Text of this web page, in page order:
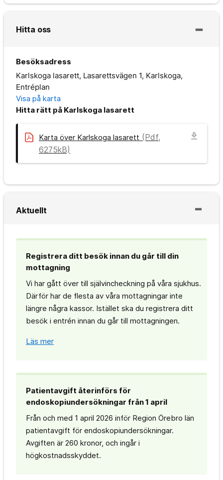
Hitta oss
Besöksadress
Karlskoga lasarett, Lasarettsvägen 1, Karlskoga,
Entréplan
Visa på karta
Hitta rätt på Karlskoga lasarett
Karta över Karlskoga lasarett (Pdf,
6275kB)
download
Aktuellt
Registrera ditt besök innan du går till din
mottagning
Vi har gått över till självincheckning på våra sjukhus.
Därför har de flesta av våra mottagningar inte
längre några kassor. Istället ska du registrera ditt
besök i entrén innan du går till mottagningen.
Läs mer
Patientavgift återinförs för
endoskopiundersökningar från 1 april
Från och med 1 april 2026 inför Region Örebro län
patientavgift för endoskopiundersökningar.
Avgiften är 260 kronor, och ingår i
högkostnadsskyddet.